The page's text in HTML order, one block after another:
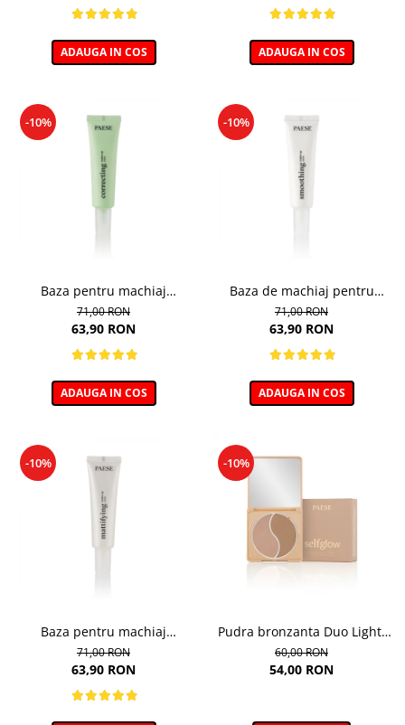
ADAUGA IN COS ADAUGA IN COS
-10%
Baza pentru machiaj
Corectoare - 30ml
71,00 RON
63,90 RON
ADAUGA IN COS
-10%
Baza de machiaj pentru
Netezire - 30ml
71,00 RON
63,90 RON
ADAUGA IN COS
-10%
Baza pentru machiaj
Matifianta - 30ml
71,00 RON
63,90 RON
-10%
Pudra bronzanta Duo Light,
Selfglow, nuanta Light - 6,5g
60,00 RON
54,00 RON